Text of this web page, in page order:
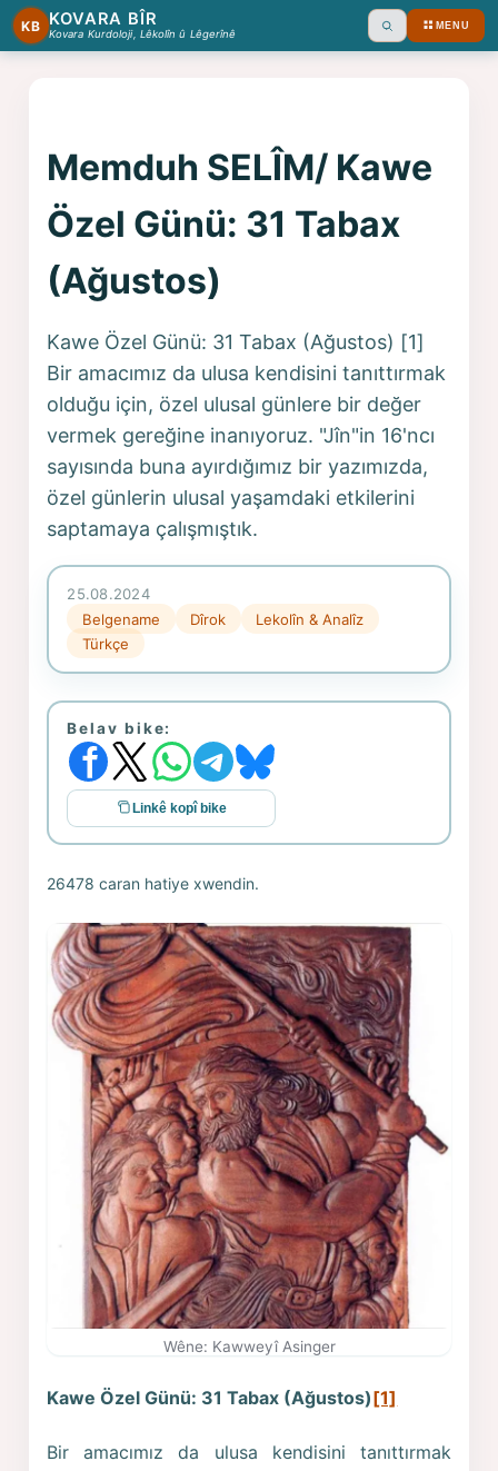
KB KOVARA BÎR
Kovara Kurdoloji, Lêkolîn û Lêgerînê Ara MENU
Memduh SELÎM/ Kawe
Özel Günü: 31 Tabax
(Ağustos)
Kawe Özel Günü: 31 Tabax (Ağustos) [1]
Bir amacımız da ulusa kendisini tanıttırmak
olduğu için, özel ulusal günlere bir değer
vermek gereğine inanıyoruz. "Jîn"in 16'ncı
sayısında buna ayırdığımız bir yazımızda,
özel günlerin ulusal yaşamdaki etkilerini
saptamaya çalışmıştık.
25.08.2024
Belgename
Dîrok
Lekolîn & Analîz
Türkçe
Belav bike:
Linkê kopî bike
26478 caran hatiye xwendin.
Wêne: Kawweyî Asinger
Kawe Özel Günü: 31 Tabax (Ağustos)[1]
Bir amacımız da ulusa kendisini tanıttırmak